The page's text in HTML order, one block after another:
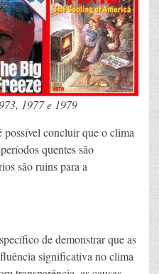
1977 e 1979
possível concluir que o clima
quentes são
são ruins para a
de demonstrar que as
significativa no clima